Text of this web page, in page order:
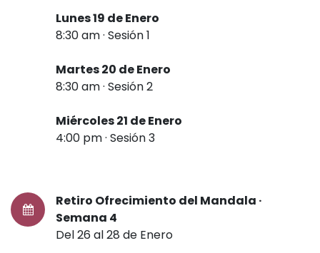
Lunes 19 de Enero
8:30 am · Sesión 1
Martes 20 de Enero
8:30 am · Sesión 2
Miércoles 21 de Enero
4:00 pm · Sesión 3
Retiro Ofrecimiento del Mandala ·
Semana 4
Del 26 al 28 de Enero